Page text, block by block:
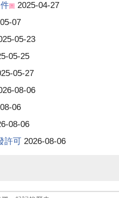
圖 2025-04-27
07
05-23
05-25
05-27
08-06
06
08-06
許可 2026-08-06